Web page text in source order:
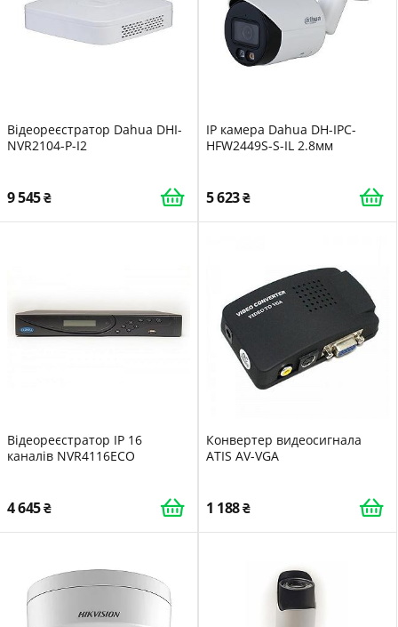
Відеореєстратор Dahua DHI-
NVR2104-P-I2
9 545
IP камера Dahua DH-IPC-
HFW2449S-S-IL 2.8мм
5 623
Відеореєстратор IP 16
каналів NVR4116ECO
4 645
Конвертер видеосигнала
ATIS AV-VGA
1 188